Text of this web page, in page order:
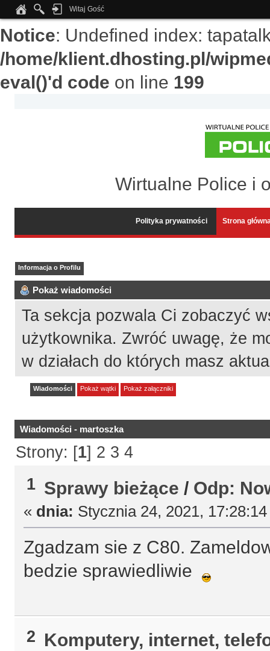
Notice: Undefined index:
/home/klient.dhosting.pl/
eval()'d code on line 199
Witaj Gość
Wirtualne Police i
Polityka prywatności Strona
Informacja o Profilu
Pokaż wiadomości
Ta sekcja pozwala Ci zobaczyć
użytkownika. Zwróć uwagę, że
w działach do których masz
Wiadomości Pokaż wątki Pokaż załączniki
Wiadomości - martoszka
Strony: [1] 2 3 4
1 Sprawy bieżące / Odp:
« dnia: Stycznia 24, 2021,
Zgadzam sie z C80.
bedzie sprawiedliwie
2 Komputery, internet,